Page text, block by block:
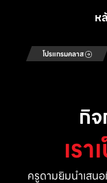
ห
โปรแกรมคลาส
กิจ
เร
ครูดามยิมนำเสน